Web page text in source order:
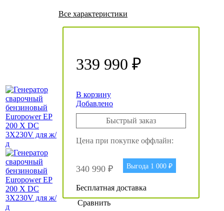
Все характеристики
339 990 ₽
В корзину
Добавлено
Быстрый заказ
Цена при покупке оффлайн:
340 990 ₽ Выгода 1 000 ₽
Бесплатная доставка
Сравнить